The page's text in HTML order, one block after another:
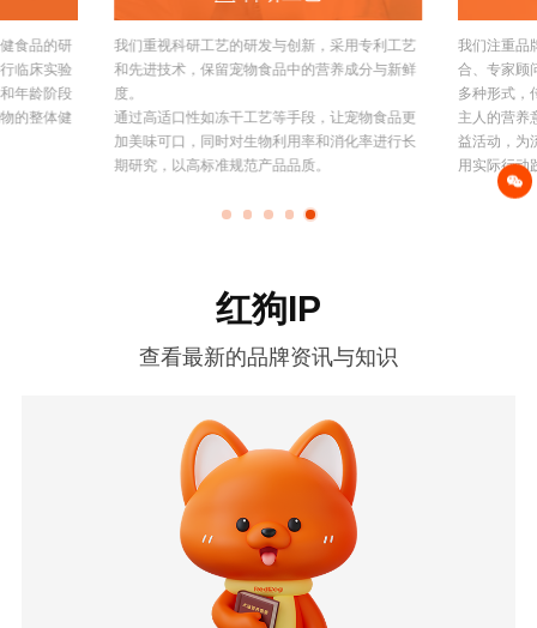
食品的研
临床实验
年龄阶段
的整体健
我们重视科研工艺的研发与创新，采用专利工艺
和先进技术，保留宠物食品中的营养成分与新鲜
度。
通过高适口性如冻干工艺等手段，让宠物食品更
加美味可口，同时对生物利用率和消化率进行长
期研究，以高标准规范产品品质。
我们注重品
合、专家顾
多种形式，
主人的营养
益活动，为
用实际行动
红狗IP
查看最新的品牌资讯与知识